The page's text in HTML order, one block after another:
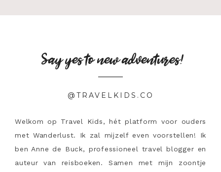
Say yes to new adventures!
@TRAVELKIDS.CO
Welkom op Travel Kids, hét platform voor ouders
met Wanderlust. Ik zal mijzelf even voorstellen! Ik
ben Anne de Buck, professioneel travel blogger en
auteur van reisboeken. Samen met mijn zoontje